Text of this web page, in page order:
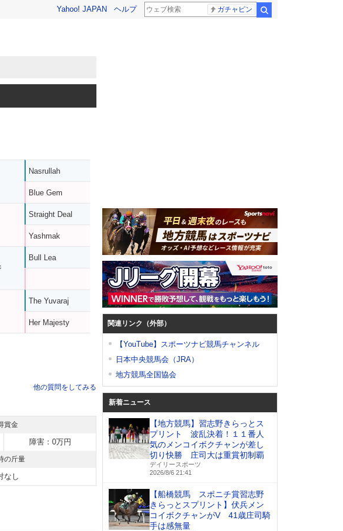
Yahoo! JAPAN ヘルプ ガチャピン
Nasrullah
Blue Gem
Straight Deal
Yashmak
Bull Lea
The Yuvaraj
Her Majesty
他の質問をしてみる
賞金
障害：0万円
の斤量
なし
関連リンク（外部）
【YouTube】スポーツナビ競馬チャンネル
日本中央競馬会（JRA）
地方競馬全国協会
新着ニュース
【地方競馬】習志野きらっとス
プリント 波乱決着！１１番人
気のメンコイボクチャンが差し
切り快勝 庄司大は重賞初制覇
デイリースポーツ
2026/8/6 21:41
【船橋競馬 スポニチ賞習志野
きらっとスプリント】伏兵メン
コイボクチャンがV 41歳庄司騎
手は感無量